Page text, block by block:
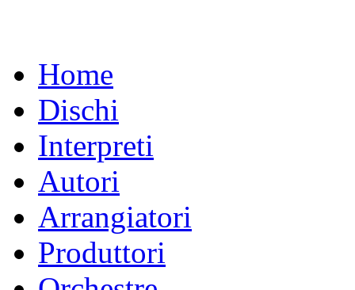
Home
Dischi
Interpreti
Autori
Arrangiatori
Produttori